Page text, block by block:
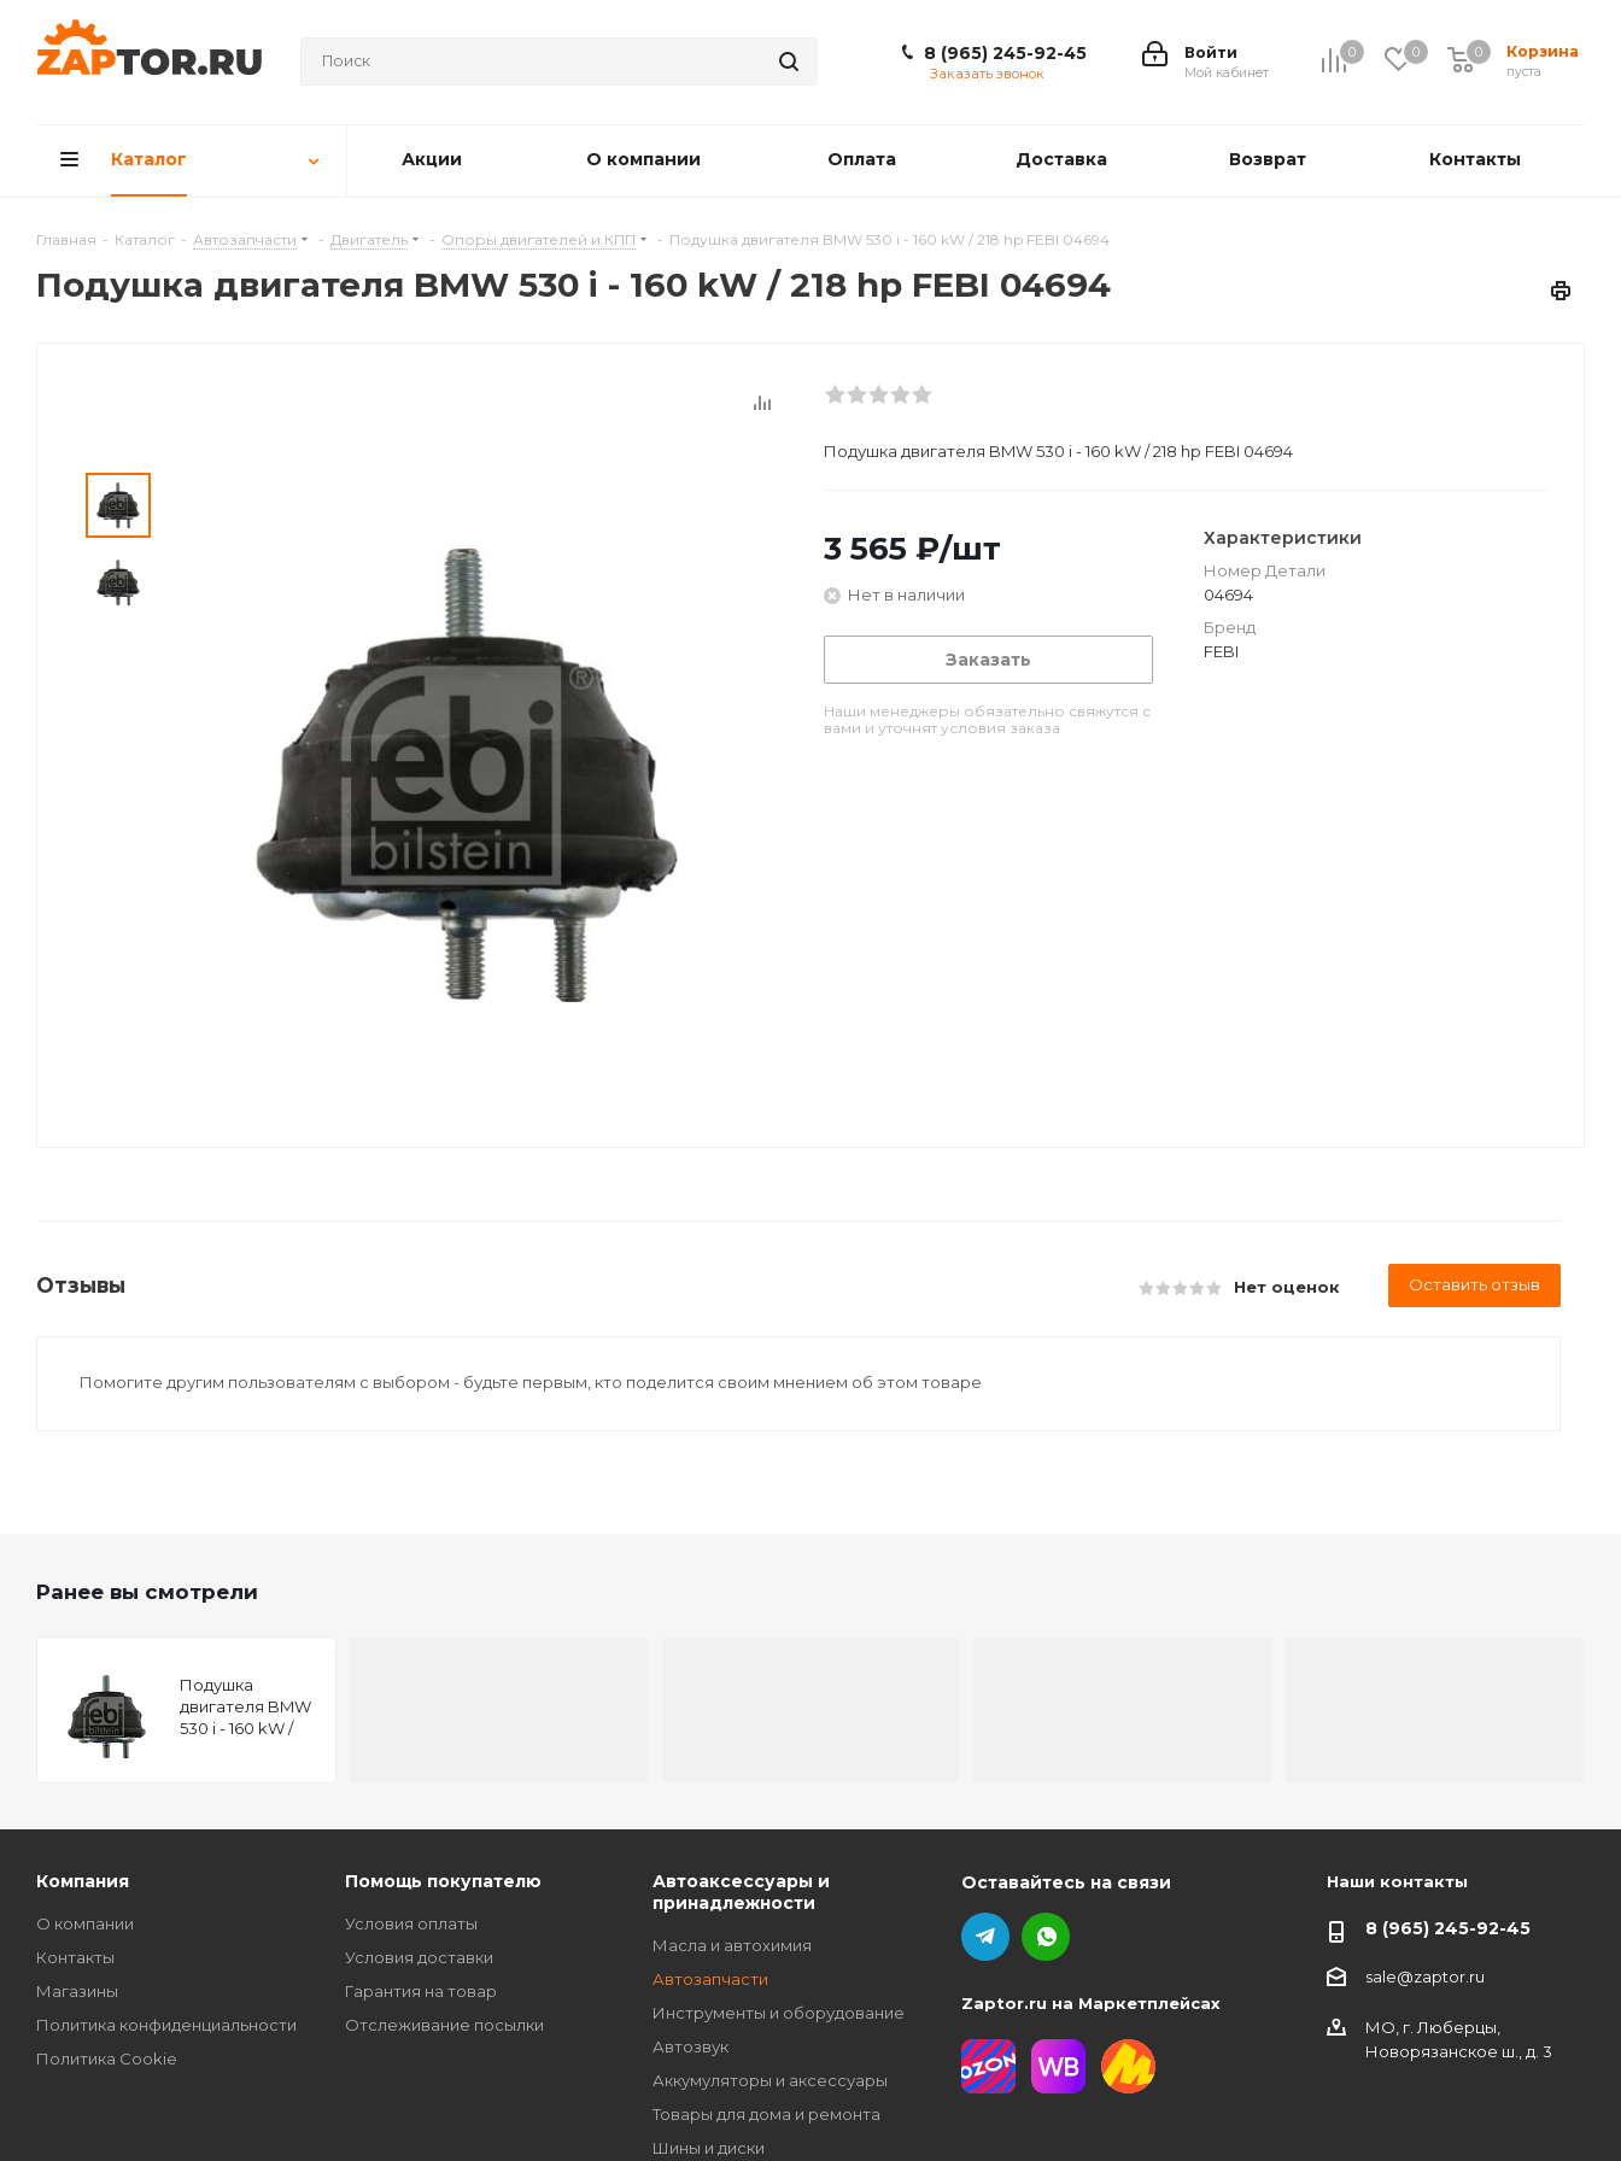
0 0 Корзина
0
пуста
0
Войти
Мой кабинет
8 (965) 245-92-45
Заказать звонок
Каталог Акции О компании Оплата Доставка Возврат Контакты
Главная - Каталог - Автозапчасти - Двигатель - Опоры двигателей и КПП - Подушкa двигателя BMW 530 i - 160 kW / 218 hp FEBI 04694
Подушкa двигателя BMW 530 i - 160 kW / 218 hp FEBI 04694
Подушкa двигателя BMW 530 i - 160 kW / 218 hp FEBI 04694
3 565 ₽/шт
Нет в наличии
Заказать
Наши менеджеры обязательно свяжутся с
вами и уточнят условия заказа
Характеристики
Номер Детали
04694
Бренд
FEBI
Отзывы Нет оценок Оставить отзыв
Помогите другим пользователям с выбором - будьте первым, кто поделится своим мнением об этом товаре
Ранее вы смотрели
Подушкa
двигателя BMW
530 i - 160 kW /
Компания
О компании
Контакты
Магазины
Политика конфиденциальности
Политика Cookie
Помощь покупателю
Условия оплаты
Условия доставки
Гарантия на товар
Отслеживание посылки
Автоаксессуары и
принадлежности
Масла и автохимия
Автозапчасти
Инструменты и оборудование
Автозвук
Аккумуляторы и аксессуары
Товары для дома и ремонта
Шины и диски
Оставайтесь на связи
Zaptor.ru на Маркетплейсах
Наши контакты
8 (965) 245-92-45
sale@zaptor.ru
МО, г. Люберцы,
Новорязанское ш., д. 3